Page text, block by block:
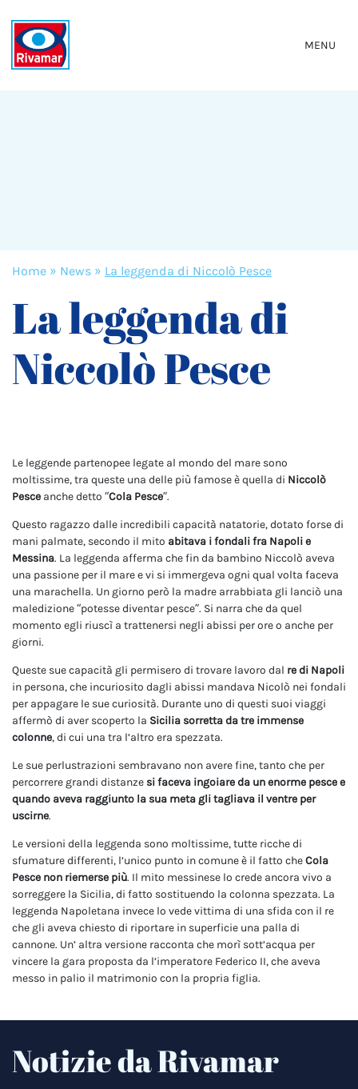
MENU
Home » News » La leggenda di Niccolò Pesce
La leggenda di
Niccolò Pesce
Le leggende partenopee legate al mondo del mare sono
moltissime, tra queste una delle più famose è quella di Niccolò
Pesce anche detto “Cola Pesce”.
Questo ragazzo dalle incredibili capacità natatorie, dotato forse di
mani palmate, secondo il mito abitava i fondali fra Napoli e
Messina. La leggenda afferma che fin da bambino Niccolò aveva
una passione per il mare e vi si immergeva ogni qual volta faceva
una marachella. Un giorno però la madre arrabbiata gli lanciò una
maledizione “potesse diventar pesce”. Si narra che da quel
momento egli riuscì a trattenersi negli abissi per ore o anche per
giorni.
Queste sue capacità gli permisero di trovare lavoro dal re di Napoli
in persona, che incuriosito dagli abissi mandava Nicolò nei fondali
per appagare le sue curiosità. Durante uno di questi suoi viaggi
affermò di aver scoperto la Sicilia sorretta da tre immense
colonne, di cui una tra l’altro era spezzata.
Le sue perlustrazioni sembravano non avere fine, tanto che per
percorrere grandi distanze si faceva ingoiare da un enorme pesce e
quando aveva raggiunto la sua meta gli tagliava il ventre per
uscirne.
Le versioni della leggenda sono moltissime, tutte ricche di
sfumature differenti, l’unico punto in comune è il fatto cheCola
Pesce non riemerse più. Il mito messinese lo crede ancora vivo a
sorreggere la Sicilia, di fatto sostituendo la colonna spezzata. La
leggenda Napoletana invece lo vede vittima di una sfida con il re
che gli aveva chiesto di riportare in superficie una palla di
cannone. Un’ altra versione racconta che morì sott’acqua per
vincere la gara proposta da l’imperatore Federico II, che aveva
messo in palio il matrimonio con la propria figlia.
Notizie da Rivamar